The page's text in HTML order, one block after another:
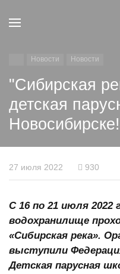
Новости Новости
"Сибирская
детская
Новосибирске!
27 июля 2022 930
С 16 по 21 июля 2022
водохранилище
«Сибирская река».
выступили
Детская парусная